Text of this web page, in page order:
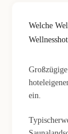
Welche
ein.